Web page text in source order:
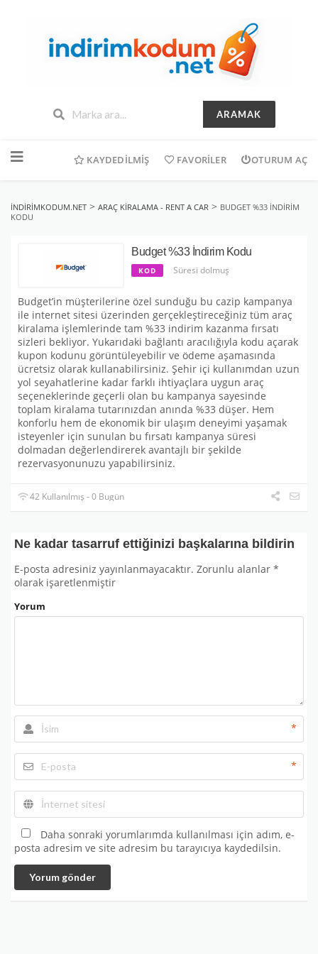
ARAMAK
geç
KAYDEDILMIŞ FAVORILER OTURUM AÇ
INDIRIMKODUM.NET > ARAÇ KIRALAMA - RENT A CAR > BUDGET %33 İNDIRIM
KODU
Budget %33 İndirim Kodu
KOD Süresi dolmuş
Budget’in müşterilerine özel sunduğu bu cazip kampanya
ile internet sitesi üzerinden gerçekleştireceğiniz tüm araç
kiralama işlemlerinde tam %33 indirim kazanma fırsatı
sizleri bekliyor. Yukarıdaki bağlantı aracılığıyla kodu açarak
kupon kodunu görüntüleyebilir ve ödeme aşamasında
ücretsiz olarak kullanabilirsiniz. Şehir içi kullanımdan uzun
yol seyahatlerine kadar farklı ihtiyaçlara uygun araç
seçeneklerinde geçerli olan bu kampanya sayesinde
toplam kiralama tutarınızdan anında %33 düşer. Hem
konforlu hem de ekonomik bir ulaşım deneyimi yaşamak
isteyenler için sunulan bu fırsatı kampanya süresi
dolmadan değerlendirerek avantajlı bir şekilde
rezervasyonunuzu yapabilirsiniz.
42 Kullanılmış - 0 Bugün
Ne kadar tasarruf ettiğinizi başkalarına bildirin
E-posta adresiniz yayınlanmayacaktır. Zorunlu alanlar *
olarak işaretlenmiştir
Yorum
*
*
Daha sonraki yorumlarımda kullanılması için adım, e-
posta adresim ve site adresim bu tarayıcıya kaydedilsin.
Yorum gönder